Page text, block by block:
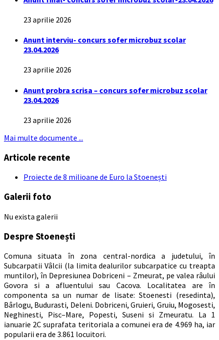
23 aprilie 2026
Anunt interviu- concurs sofer microbuz scolar
23.04.2026
23 aprilie 2026
Anunt probra scrisa – concurs sofer microbuz scolar
23.04.2026
23 aprilie 2026
Mai multe documente ...
Articole recente
Proiecte de 8 milioane de Euro la Stoenești
Galerii foto
Nu exista galerii
Despre Stoenești
Comuna situata în zona central-nordica a judetului, în
Subcarpatii Vâlcii (la limita dealurilor subcarpatice cu treapta
muntilor), în Depresiunea Dobriceni – Zmeurat, pe valea râului
Govora si a afluentului sau Cacova. Localitatea are în
componenta sa un numar de lisate: Stoenesti (resedinta),
Bârlogu, Budurasti, Deleni. Dobriceni, Gruieri, Gruiu, Mogosesti,
Neghinesti, Pisc–Mare, Popesti, Suseni si Zmeuratu. La 1
ianuarie 2C suprafata teritoriala a comunei era de 4.969 ha, iar
popularii era de 3.861 locuitori.